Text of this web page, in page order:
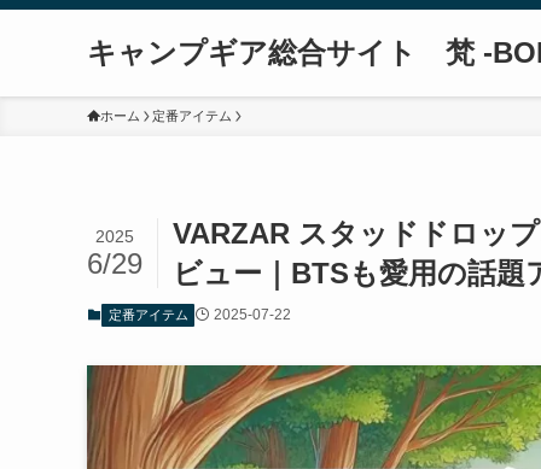
キャンプギア総合サイト 梵 -
ホーム 定番アイテム
VARZAR スタッドドロッ
ビュー｜BTSも愛用の話題
2025
6/29
定番アイテム 2025-07-22